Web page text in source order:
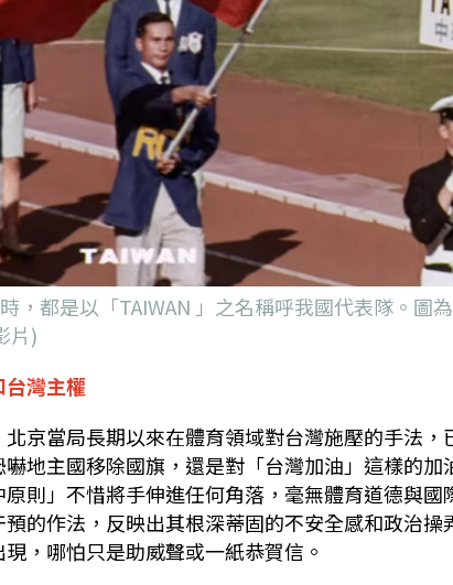
，都是以「TAIWAN 」之名稱呼我國代表隊。圖
片)
台灣主權
京當局長期以來在體育領域對台灣施壓的手法，
地主國移除國旗，還是對「台灣加油」這樣的加
則」不惜將手伸進任何角落，毫無體育道德與國
的作法，反映出其根深蒂固的不安全感和政治操
，哪怕只是助威聲或一紙恭賀信。